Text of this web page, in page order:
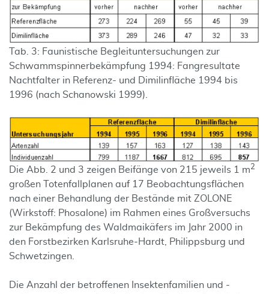
Tab. 3: Faunistische Begleituntersuchungen zur
Schwammspinnerbekämp­fung 1994: Fangresultate
Nachtfalter in Referenz- und Dimilinfläche 1994 bis
1996 (nach Schanowski 1999).
Die Abb. 2 und 3 zeigen Beifänge von 215 jeweils 1 m2
großen Totenfallplanen auf 17 Beobachtungsflächen
nach einer Behandlung der Bestände mit ZOLONE
(Wirk­stoff: Phosalone) im Rahmen eines Großversuchs
zur Bekämpfung des Waldmai­käfers im Jahr 2000 in
den Forstbezirken Karlsruhe-Hardt, Philippsburg und
Schwetzingen.
Die Anzahl der betroffenen Insektenfamilien und -